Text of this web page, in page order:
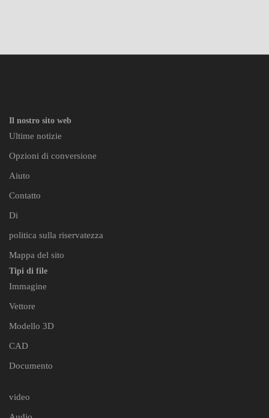
Il nostro sito web
Ultime notizie
Opzioni di conversione
Aiuto
Contatto
Di
politica sulla riservatezza
Mappa del sito
Tipi di file
Immagine
Vettore
Modello 3D
CAD
Documento
video